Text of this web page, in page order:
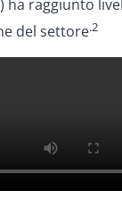
ha raggiunto
del settore.2